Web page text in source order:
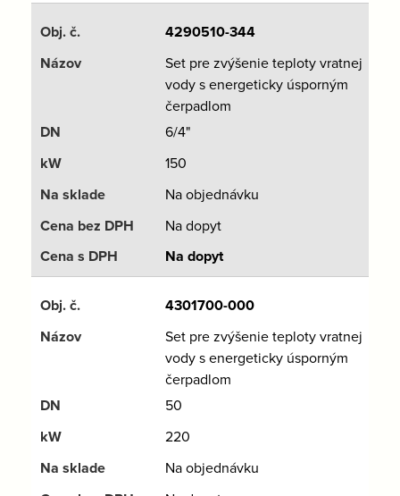
4290510-344
Set pre zvýšenie teploty vratnej
vody s energeticky úsporným
čerpadlom
6/4"
150
Na objednávku
Na dopyt
Na dopyt
4301700-000
Set pre zvýšenie teploty vratnej
vody s energeticky úsporným
čerpadlom
50
220
Na objednávku